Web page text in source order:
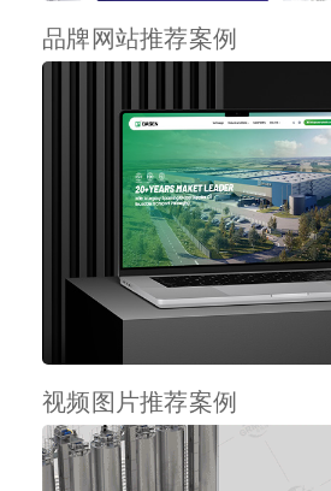
品牌网站推荐案例
视频图片推荐案例